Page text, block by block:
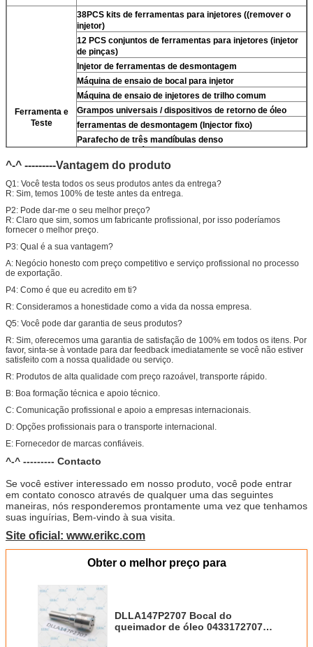
Ferramenta e
Teste
38PCS kits de ferramentas para injetores ((remover o
injetor)
12 PCS conjuntos de ferramentas para injetores (injetor
de pinças)
Injetor de ferramentas de desmontagem
Máquina de ensaio de bocal para injetor
Máquina de ensaio de injetores de trilho comum
Grampos universais / dispositivos de retorno de óleo
ferramentas de desmontagem (Injector fixo)
Parafecho de três mandíbulas denso
(remover)Paraválvula de densidade)
Limpeza ultra-sônica (limpeza suja do injetor)
micrômetro
Kit de ensaio multifunção do injetor CR
banco de ensaio de injetores de trilho comum (
BOS/Para denso/Para For Delp/Para ct piezo)
^-^ ---------Vantagem do produto
Q1: Você testa todos os seus produtos antes da entrega?
R: Sim, temos 100% de teste antes da entrega.
P2: Pode dar-me o seu melhor preço?
R: Claro que sim, somos um fabricante profissional, por isso poderíamos
fornecer o melhor preço.
P3: Qual é a sua vantagem?
A: Negócio honesto com preço competitivo e serviço profissional no processo
de exportação.
P4: Como é que eu acredito em ti?
R: Consideramos a honestidade como a vida da nossa empresa.
Q5: Você pode dar garantia de seus produtos?
R: Sim, oferecemos uma garantia de satisfação de 100% em todos os itens. Por
favor, sinta-se à vontade para dar feedback imediatamente se você não estiver
satisfeito com a nossa qualidade ou serviço.
R: Produtos de alta qualidade com preço razoável, transporte rápido.
B: Boa formação técnica e apoio técnico.
C: Comunicação profissional e apoio a empresas internacionais.
D: Opções profissionais para o transporte internacional.
E: Fornecedor de marcas confiáveis.
^-^ --------- Contacto
Se você estiver interessado em nosso produto, você pode entrar
em contato conosco através de qualquer uma das seguintes
maneiras, nós responderemos prontamente uma vez que tenhamos
suas inguírias, Bem-vindo à sua visita.
Site oficial: www.erikc.com
Obter o melhor preço para
DLLA147P2707 Bocal do
queimador de óleo 0433172707